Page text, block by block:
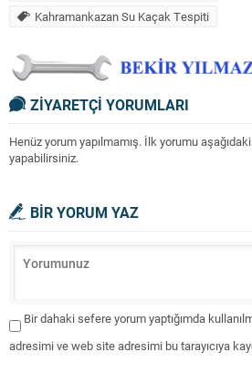
Kahramankazan Su Kaçak Tespiti
ZİYARETÇİ YORUMLARI
Henüz yorum yapılmamış. İlk yorumu
yapabilirsiniz.
BİR YORUM YAZ
Bir dahaki sefere yorum yaptığımda
adresimi ve web site adresimi bu tarayıcıya